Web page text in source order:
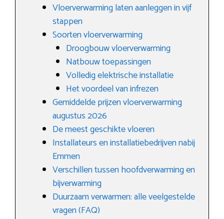
Vloerverwarming laten aanleggen in vijf
stappen
Soorten vloerverwarming
Droogbouw vloerverwarming
Natbouw toepassingen
Volledig elektrische installatie
Het voordeel van infrezen
Gemiddelde prijzen vloerverwarming
augustus 2026
De meest geschikte vloeren
Installateurs en installatiebedrijven nabij
Emmen
Verschillen tussen hoofdverwarming en
bijverwarming
Duurzaam verwarmen: alle veelgestelde
vragen (FAQ)